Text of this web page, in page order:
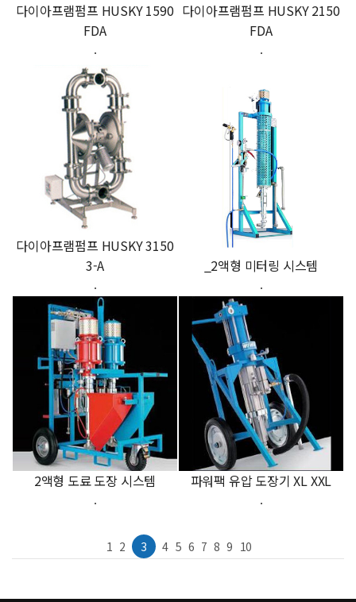
다이아프램펌프 HUSKY 1590
FDA
.
다이아프램펌프 HUSKY 2150
FDA
.
다이아프램펌프 HUSKY 3150
3-A
.
_2액형 미터링 시스템
.
2액형 도료 도장 시스템
.
파워팩 유압 도장기 XL XXL
.
1 2 3 4 5 6 7 8 9 10